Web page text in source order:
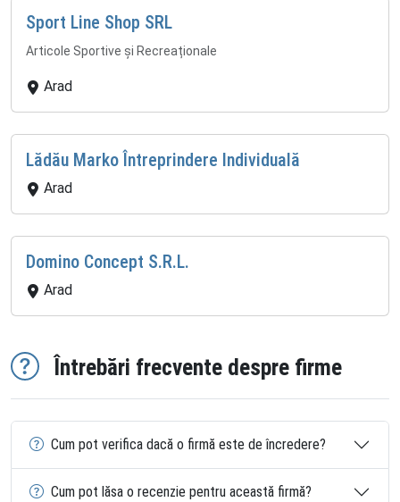
Sport Line Shop SRL
Articole Sportive și Recreaționale
Arad
Lădău Marko Întreprindere Individuală
Arad
Domino Concept S.R.L.
Arad
Întrebări frecvente despre firme
Cum pot verifica dacă o firmă este de încredere?
Cum pot lăsa o recenzie pentru această firmă?